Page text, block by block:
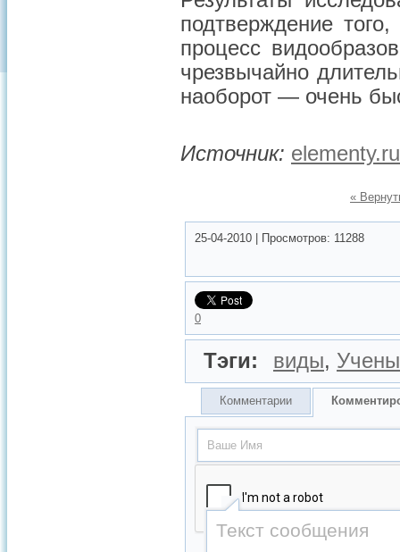
подтверждение
процесс
чрезвычайно
наоборот — очень
Источник: elementy.ru
«
25-04-2010 Просмотров: 11288
0
Тэги: виды,
Комментарии